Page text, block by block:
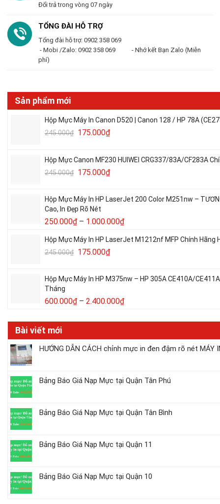
Đổi trả trong vòng 07 ngày
TỔNG ĐÀI HỖ TRỢ
Tổng đài hỗ trợ: 0902 358 069
- Mobi /Zalo: 0902 358 069 - Nhớ kết Bạn Zalo (Miễn
phí)
Sản phẩm mới
Hộp Mực Máy In Canon D520 | Canon 128 / HP 78A
245.000₫ 175.000₫
Hộp Mực Canon MF230 HUIWEI CRG337/83A/CF283A
245.000₫ 175.000₫
Hộp Mực Máy In HP LaserJet 200 Color M251nw –
Cao, In Đẹp Rõ Nét
250.000₫ – 1.000.000₫
Hộp Mực Máy In HP LaserJet M1212nf MFP Chính
245.000₫ 175.000₫
Hộp Mực Máy In HP M375nw – HP 305A CE410A/
Tháng
600.000₫ – 2.400.000₫
Bài viết mới
HƯỚNG DẪN CÁCH chỉnh mực in đen đậm rõ nét MÁY
Bảng Báo Giá Nạp Mực tại Quận Tân Phú
Bảng Báo Giá Nạp Mực tại Quận Tân Bình
Bảng Báo Giá Nạp Mực tại Quận 11
Bảng Báo Giá Nạp Mực tại Quận 10